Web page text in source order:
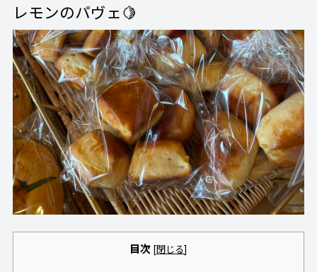
レモンのパヴェ🍋
目次 [閉じる]